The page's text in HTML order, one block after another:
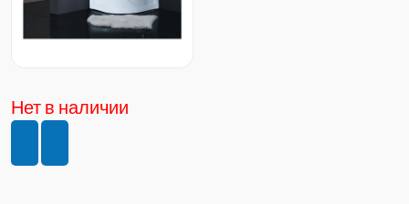
Нет в наличии